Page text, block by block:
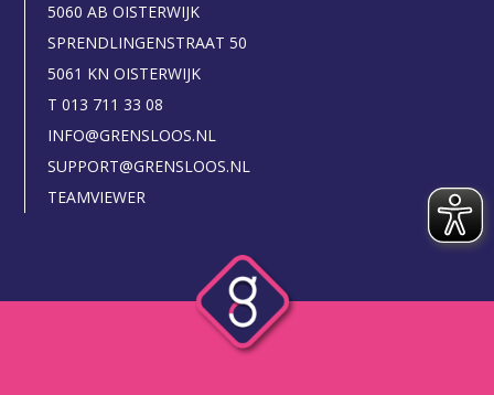
5060 AB OISTERWIJK
SPRENDLINGENSTRAAT 50
5061 KN OISTERWIJK
T 013 711 33 08
INFO@GRENSLOOS.NL
SUPPORT@GRENSLOOS.NL
TEAMVIEWER